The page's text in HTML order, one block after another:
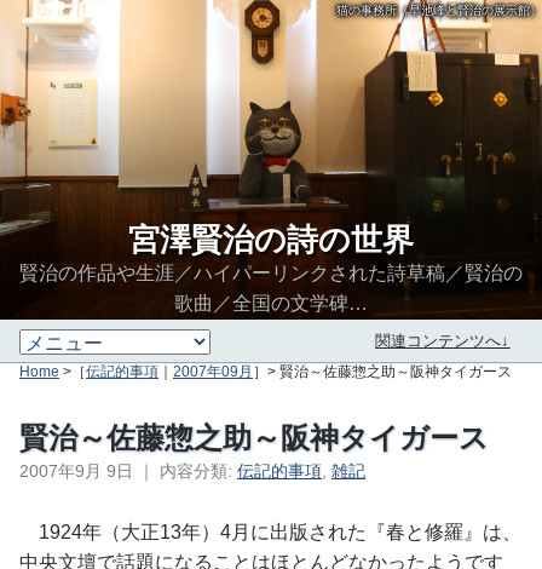
猫の事務所（早池峰と賢治の展示館）
宮澤賢治の詩の世界
賢治の作品や生涯／ハイパーリンクされた詩草稿／賢治の
歌曲／全国の文学碑…
関連コンテンツへ↓
Home >［伝記的事項 ｜ 2007年09月 ］> 賢治～佐藤惣之助～阪神タイガース
賢治～佐藤惣之助～阪神タイガース
2007年9月 9日 ｜ 内容分類: 伝記的事項 雑記
1924年（大正13年）4月に出版された『春と修羅』は、
中央文壇で話題になることはほとんどなかったようです